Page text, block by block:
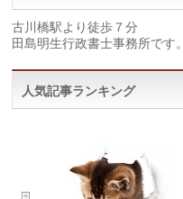
古川橋駅より徒歩７分
田島明生行政書士事務所です。
人気記事ランキング